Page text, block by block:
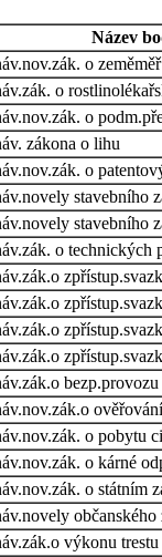
Název
o
o
o
zákona o lihu
o
stavebního
stavebního
o technických
o pobytu
o kárné
o státním
občanského
výkonu